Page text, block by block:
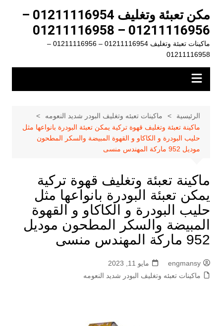
المحتوى
مكن تعبئة وتغليف 01211116954 –
01211116956 – 01211116958
ماكينات تعبئة وتغليف 01211116954 – 01211116956 –
01211116958
الرئيسية
ماكينات تعبئه وتغليف البودر شديد النعومه
ماكينة تعبئة وتغليف قهوة تركية يمكن تعبئة البودرة بانواعها مثل
حليب البودرة و الكاكاو و القهوة المبيضة والسكر المطحون
موديل 952 ماركة المهندس منسى
ماكينة تعبئة وتغليف قهوة تركية
يمكن تعبئة البودرة بانواعها مثل
حليب البودرة و الكاكاو و القهوة
المبيضة والسكر المطحون موديل
952 ماركة المهندس منسى
engmansy
مايو 11, 2023
ماكينات تعبئه وتغليف البودر شديد النعومه